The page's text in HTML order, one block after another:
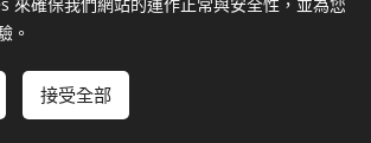
語言
English
。
接受全部